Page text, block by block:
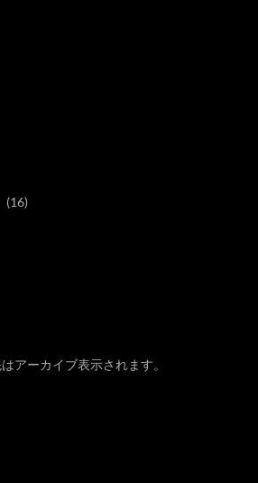
(16)
アーカイブ表示されます。